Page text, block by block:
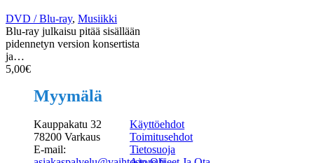
DVD / Blu-ray, Musiikki
Blu-ray julkaisu pitää sisällään
pidennetyn version konsertista
ja…
5,00€
Myymälä
Kauppakatu 32
78200 Varkaus
E-mail:
Käyttöehdot
Toimitusehdot
Tietosuoja